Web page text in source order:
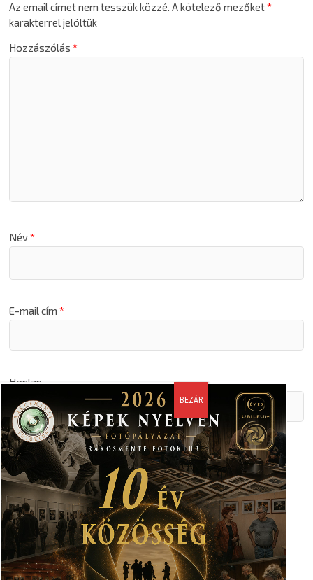
Az email címet nem tesszük közzé. A kötelező mezőket*
karakterrel jelöltük
Hozzászólás*
Név*
E-mail cím*
Honlap
A nevem, email címem, és weboldalcímem mentése a
böngészőben a következő hozzászólásomhoz.